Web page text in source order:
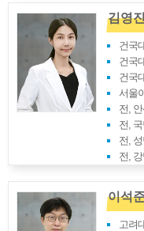
김영
건국
건국
건국
서울
전,
전,
전,
전,
이석
고려